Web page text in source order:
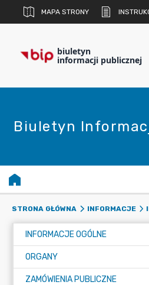
MAPA STRONY
biuletyn
informacji publicznej
Biuletyn
STRONA GŁÓWNA INFORMACJE
INFORMACJE OGÓLNE
ORGANY
ZAMÓWIENIA PUBLICZNE